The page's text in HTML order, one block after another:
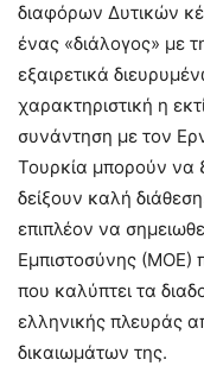
διαφόρων Δυτικών
ένας «διάλογος» με
εξαιρετικά
χαρακτηριστική η
συνάντηση με τον
Τουρκία μπορούν να
δείξουν καλή
επιπλέον να
Εμπιστοσύνης (ΜΟΕ)
που καλύπτει τα
ελληνικής πλευράς
δικαιωμάτων της.